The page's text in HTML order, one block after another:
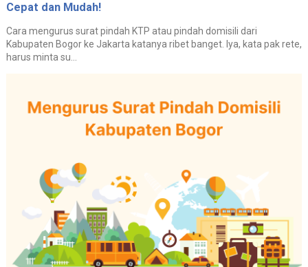
Cepat dan Mudah!
Cara mengurus surat pindah KTP atau pindah domisili dari
Kabupaten Bogor ke Jakarta katanya ribet banget. Iya, kata pak rete,
harus minta su...